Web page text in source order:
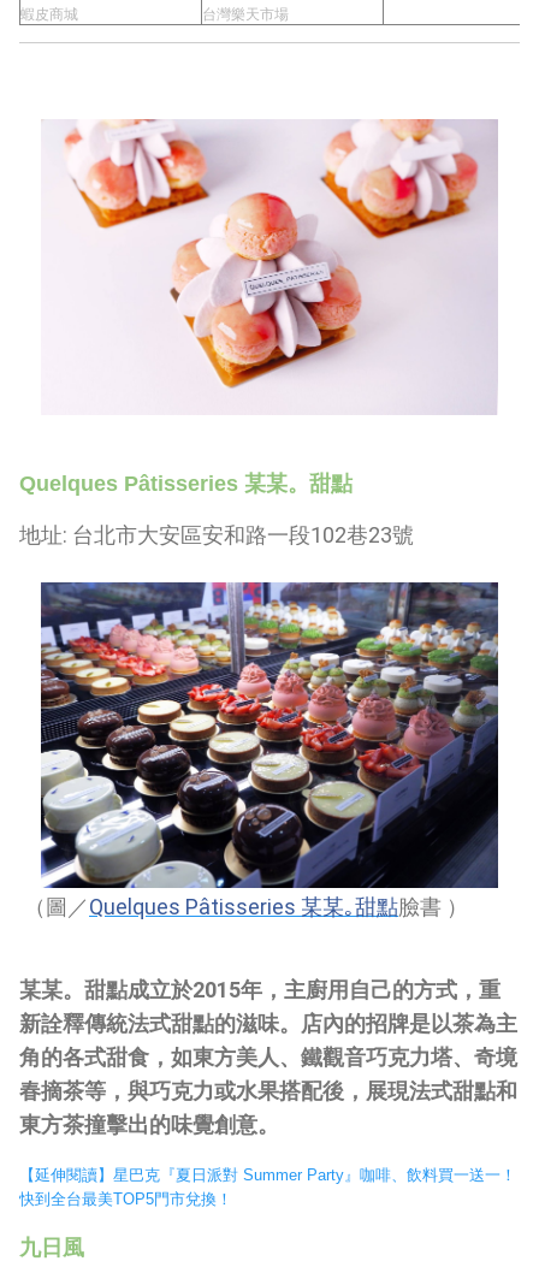
蝦皮商城
台灣樂天市場
Quelques Pâtisseries 某某。甜點
地址: 台北市大安區安和路一段102巷23號
（圖／ Quelques Pâtisseries 某某｡甜點臉書 ）
某某。甜點成立於2015年，主廚用自己的方式，重
新詮釋傳統法式甜點的滋味。店內的招牌是以茶為主
角的各式甜食，如東方美人、鐵觀音巧克力塔、奇境
春摘茶等，與巧克力或水果搭配後，展現法式甜點和
東方茶撞擊出的味覺創意。
【延伸閱讀】 星巴克『夏日派對 Summer Party』咖啡、飲料買一送一！
快到全台最美TOP5門市兌換！
九日風